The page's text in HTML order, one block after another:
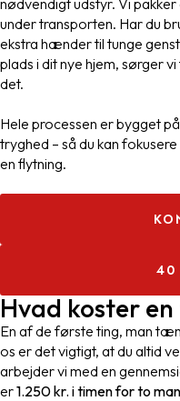
under transporten. Har du
ekstra hænder til tunge
plads i dit nye hjem, sørger
det.
Hele processen er bygget
tryghed – så du kan
en flytning.
40
Hvad koster
En af de første ting, man
os er det vigtigt, at du altid
arbejder vi med en
er1.250 kr. i timen for to